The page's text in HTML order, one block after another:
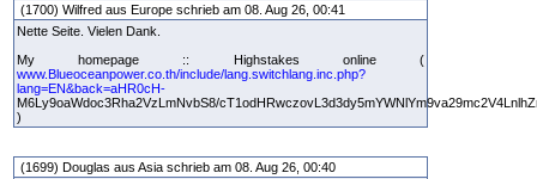
(1700) Wilfred aus Europe schrieb am 08. Aug 26, 00:41
Nette Seite. Vielen Dank.
My homepage :: Highstakes online (
www.Blueoceanpower.co.th/include/lang.switchlang.inc.php?
lang=EN&back=aHR0cH-
M6Ly9oaWdoc3Rha2VzLmNvbS8/
)
(1699) Douglas aus Asia schrieb am 08. Aug 26, 00:40